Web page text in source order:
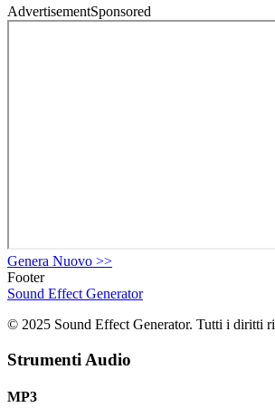
AdvertisementSponsored
Genera Nuovo >>
Footer
Sound Effect Generator
© 2025 Sound Effect Generator. Tutti i diritti
Strumenti Audio
MP3